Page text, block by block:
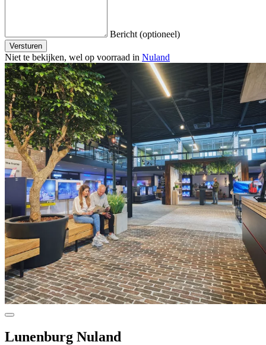
Bericht (optioneel)
Versturen
Niet te bekijken, wel op voorraad in Nuland
Lunenburg Nuland